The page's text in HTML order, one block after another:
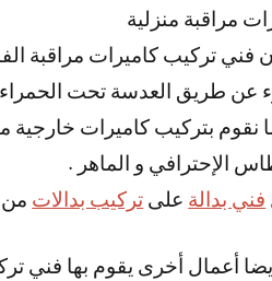
مراقبة منزلية
فني تركيب كاميرات مراقبة
عن طريق العدسة تحت
نقوم بتركيب كاميرات خارجية
الإحترافي و الماهر .
فني بدالة على تركيب بدالات من
أعمال أخرى يقوم بها فني